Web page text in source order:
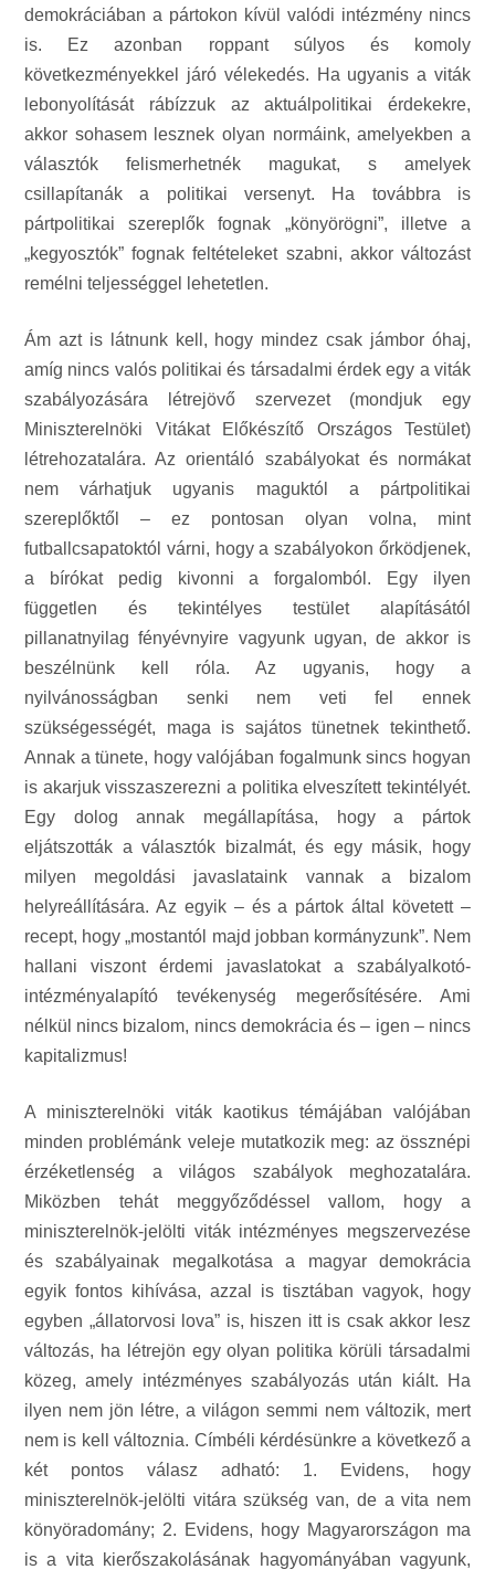
demokráciában a pártokon kívül valódi intézmény nincs
is. Ez azonban roppant súlyos és komoly
következményekkel járó vélekedés. Ha ugyanis a viták
lebonyolítását rábízzuk az aktuálpolitikai érdekekre,
akkor sohasem lesznek olyan normáink, amelyekben a
választók felismerhetnék magukat, s amelyek
csillapítanák a politikai versenyt. Ha továbbra is
pártpolitikai szereplők fognak „könyörögni”, illetve a
„kegyosztók” fognak feltételeket szabni, akkor változást
remélni teljességgel lehetetlen.
Ám azt is látnunk kell, hogy mindez csak jámbor óhaj,
amíg nincs valós politikai és társadalmi érdek egy a viták
szabályozására létrejövő szervezet (mondjuk egy
Miniszterelnöki Vitákat Előkészítő Országos Testület)
létrehozatalára. Az orientáló szabályokat és normákat
nem várhatjuk ugyanis maguktól a pártpolitikai
szereplőktől – ez pontosan olyan volna, mint
futballcsapatoktól várni, hogy a szabályokon őrködjenek,
a bírókat pedig kivonni a forgalomból. Egy ilyen
független és tekintélyes testület alapításától
pillanatnyilag fényévnyire vagyunk ugyan, de akkor is
beszélnünk kell róla. Az ugyanis, hogy a
nyilvánosságban senki nem veti fel ennek
szükségességét, maga is sajátos tünetnek tekinthető.
Annak a tünete, hogy valójában fogalmunk sincs hogyan
is akarjuk visszaszerezni a politika elveszített tekintélyét.
Egy dolog annak megállapítása, hogy a pártok
eljátszották a választók bizalmát, és egy másik, hogy
milyen megoldási javaslataink vannak a bizalom
helyreállítására. Az egyik – és a pártok által követett –
recept, hogy „mostantól majd jobban kormányzunk”. Nem
hallani viszont érdemi javaslatokat a szabályalkotó-
intézményalapító tevékenység megerősítésére. Ami
nélkül nincs bizalom, nincs demokrácia és – igen – nincs
kapitalizmus!
A miniszterelnöki viták kaotikus témájában valójában
minden problémánk veleje mutatkozik meg: az össznépi
érzéketlenség a világos szabályok meghozatalára.
Miközben tehát meggyőződéssel vallom, hogy a
miniszterelnök-jelölti viták intézményes megszervezése
és szabályainak megalkotása a magyar demokrácia
egyik fontos kihívása, azzal is tisztában vagyok, hogy
egyben „állatorvosi lova” is, hiszen itt is csak akkor lesz
változás, ha létrejön egy olyan politika körüli társadalmi
közeg, amely intézményes szabályozás után kiált. Ha
ilyen nem jön létre, a világon semmi nem változik, mert
nem is kell változnia. Címbéli kérdésünkre a következő a
két pontos válasz adható: 1. Evidens, hogy
miniszterelnök-jelölti vitára szükség van, de a vita nem
könyöradomány; 2. Evidens, hogy Magyarországon ma
is a vita kierőszakolásának hagyományában vagyunk,